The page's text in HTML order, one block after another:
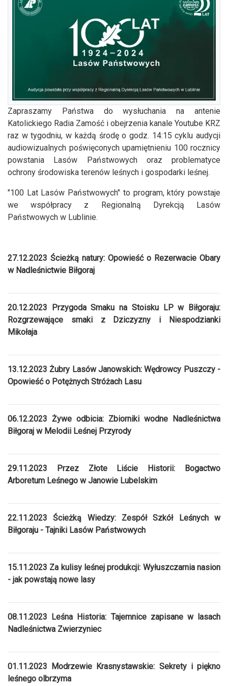
Zapraszamy Państwa do wysłuchania na antenie
Katolickiego Radia Zamość i obejrzenia kanale Youtube KRZ
raz w tygodniu, w każdą środę o godz. 14:15 cyklu audycji
audiowizualnych poświęconych upamiętnieniu 100 rocznicy
powstania Lasów Państwowych oraz problematyce
ochrony środowiska terenów leśnych i gospodarki leśnej.
"100 Lat Lasów Państwowych" to program, który powstaje
we współpracy z Regionalną Dyrekcją Lasów
Państwowych w Lublinie.
27.12.2023 Ścieżką natury: Opowieść o Rezerwacie Obary
w Nadleśnictwie Biłgoraj
20.12.2023 Przygoda Smaku na Stoisku LP w Biłgoraju:
Rozgrzewające smaki z Dziczyzny i Niespodzianki
Mikołaja
13.12.2023 Żubry Lasów Janowskich: Wędrowcy Puszczy -
Opowieść o Potężnych Stróżach Lasu
06.12.2023 Żywe odbicia: Zbiorniki wodne Nadleśnictwa
Biłgoraj w Melodii Leśnej Przyrody
29.11.2023 Przez Złote Liście Historii: Bogactwo
Arboretum Leśnego w Janowie Lubelskim
22.11.2023 Ścieżką Wiedzy: Zespół Szkół Leśnych w
Biłgoraju - Tajniki Lasów Państwowych
15.11.2023 Za kulisy leśnej produkcji: Wyłuszczarnia nasion
- jak powstają nowe lasy
08.11.2023 Leśna Historia: Tajemnice zapisane w lasach
Nadleśnictwa Zwierzyniec
01.11.2023 Modrzewie Krasnystawskie: Sekrety i piękno
leśnego olbrzyma